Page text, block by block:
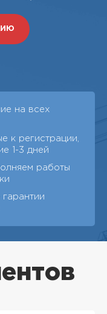
на всех
к регистрации,
1-3 дней
работы